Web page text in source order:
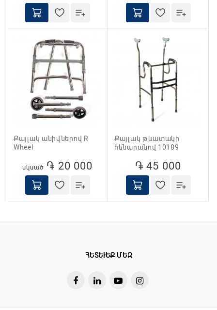
Քայլակ անիվներով R
Wheel
սկսած ֏ 20 000
Քայլակ թևատակի
հենարանով 10189
֏ 45 000
ՀԵՏԵՒԵՔ ՄԵԶ